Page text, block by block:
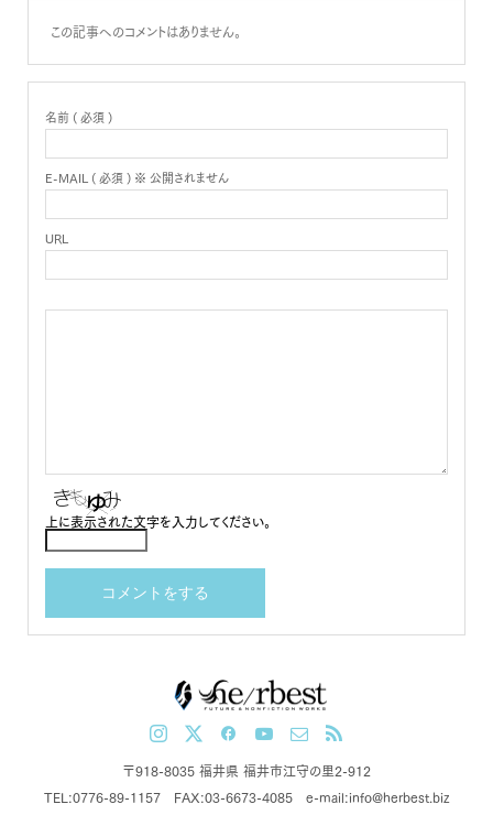
この記事へのコメントはありません。
名前 ( 必須 )
E-MAIL ( 必須 ) ※ 公開されません
URL
上に表示された文字を入力してください。
〒918-8035 福井県 福井市江守の里2-912
TEL:0776-89-1157 FAX:03-6673-4085 e-mail:info@herbest.biz